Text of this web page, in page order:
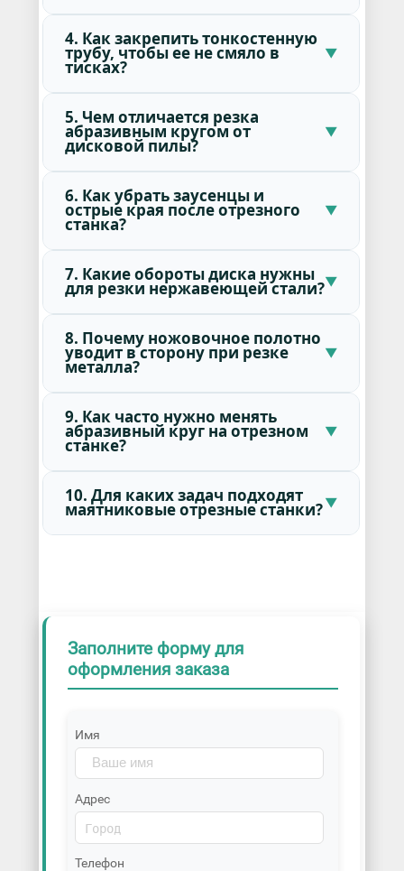
4. Как закрепить тонкостенную
трубу, чтобы ее не смяло в
тисках?
5. Чем отличается резка
абразивным кругом от
дисковой пилы?
6. Как убрать заусенцы и
острые края после отрезного
станка?
7. Какие обороты диска нужны
для резки нержавеющей стали?
8. Почему ножовочное полотно
уводит в сторону при резке
металла?
9. Как часто нужно менять
абразивный круг на отрезном
станке?
10. Для каких задач подходят
маятниковые отрезные станки?
Заполните форму для
оформления заказа
Имя
Адрес
Телефон